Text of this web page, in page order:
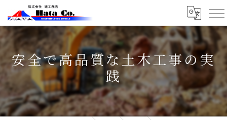
安全で高品質な土木工事の実
践